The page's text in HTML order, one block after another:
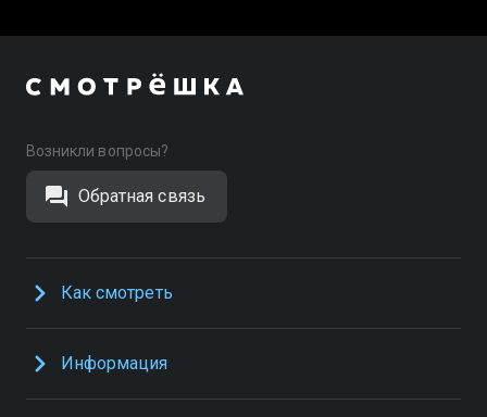
Возникли вопросы?
Обратная связь
Как смотреть
Информация